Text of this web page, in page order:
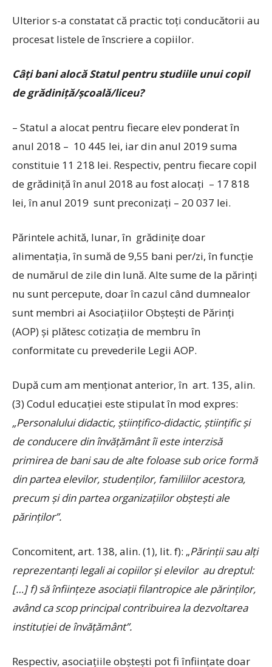
Ulterior s-a constatat că practic toţi conducătorii au
procesat listele de înscriere a copiilor.
Câţi bani alocă Statul pentru studiile unui copil
de grădiniţă/şcoală/liceu?
– Statul a alocat pentru fiecare elev ponderat în
anul 2018 – 10 445 lei, iar din anul 2019 suma
constituie 11 218 lei. Respectiv, pentru fiecare copil
de grădiniţă în anul 2018 au fost alocaţi – 17 818
lei, în anul 2019 sunt preconizaţi – 20 037 lei.
Părintele achită, lunar, în grădiniţe doar
alimentaţia, în sumă de 9,55 bani per/zi, în funcţie
de numărul de zile din lună. Alte sume de la părinţi
nu sunt percepute, doar în cazul când dumnealor
sunt membri ai Asociaţiilor Obşteşti de Părinţi
(AOP) şi plătesc cotizaţia de membru în
conformitate cu prevederile Legii AOP.
După cum am menţionat anterior, în art. 135, alin.
(3) Codul educaţiei este stipulat în mod expres:
„Personalului didactic, ştiinţifico-didactic, ştiinţific şi
de conducere din învăţământ îi este interzisă
primirea de bani sau de alte foloase sub orice formă
din partea elevilor, studenţilor, familiilor acestora,
precum şi din partea organizaţiilor obşteşti ale
părinţilor”.
Concomitent, art. 138, alin. (1), lit. f): „Părinţii sau alţi
reprezentanţi legali ai copiilor şi elevilor au dreptul:
[…] f) să înfiinţeze asociaţii filantropice ale părinţilor,
având ca scop principal contribuirea la dezvoltarea
instituţiei de învăţământ”.
Respectiv, asociaţiile obşteşti pot fi înfiinţate doar